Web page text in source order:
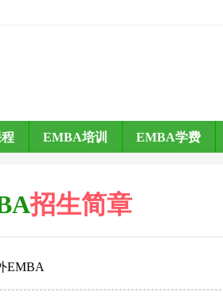
EMBA培训 EMBA学费
招生简章
EMBA